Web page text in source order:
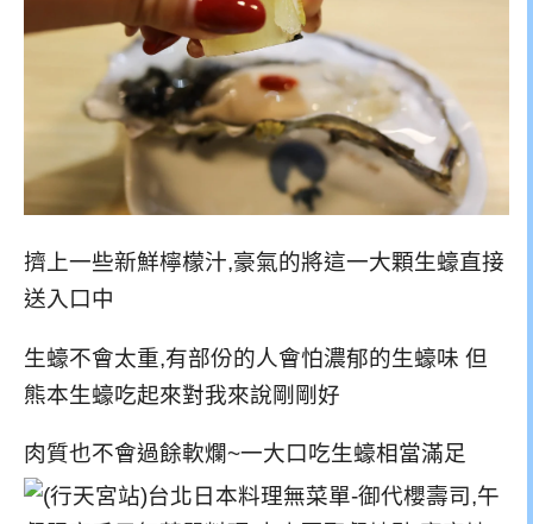
擠上一些新鮮檸檬汁,豪氣的將這一大顆生蠔直接
送入口中
生蠔不會太重,有部份的人會怕濃郁的生蠔味 但
熊本生蠔吃起來對我來說剛剛好
肉質也不會過餘軟爛~一大口吃生蠔相當滿足